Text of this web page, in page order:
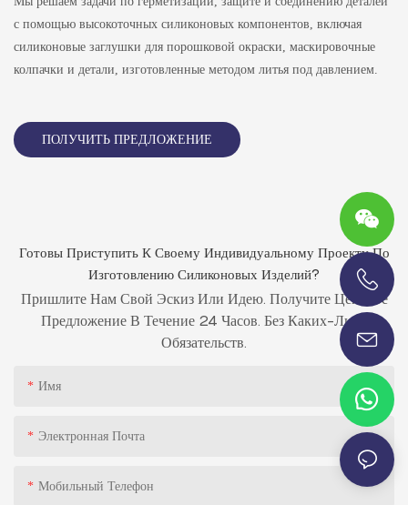
с помощью высокоточных силиконовых компонентов, включая
силиконовые заглушки для порошковой окраски, маскировочные
колпачки и детали, изготовленные методом литья под давлением.
ПОЛУЧИТЬ ПРЕДЛОЖЕНИЕ
Готовы Приступить К Своему Индивидуальному Проекту По
Изготовлению Силиконовых Изделий?
Пришлите Нам Свой Эскиз Или Идею. Получите Ценовое
Предложение В Течение 24 Часов. Без Каких-Либо
Обязательств.
Имя
Электронная Почта
Мобильный Телефон